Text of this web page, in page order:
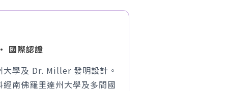
國際認證
大學及 Dr. Miller 發明設計。
南佛羅里達州大學及多間國